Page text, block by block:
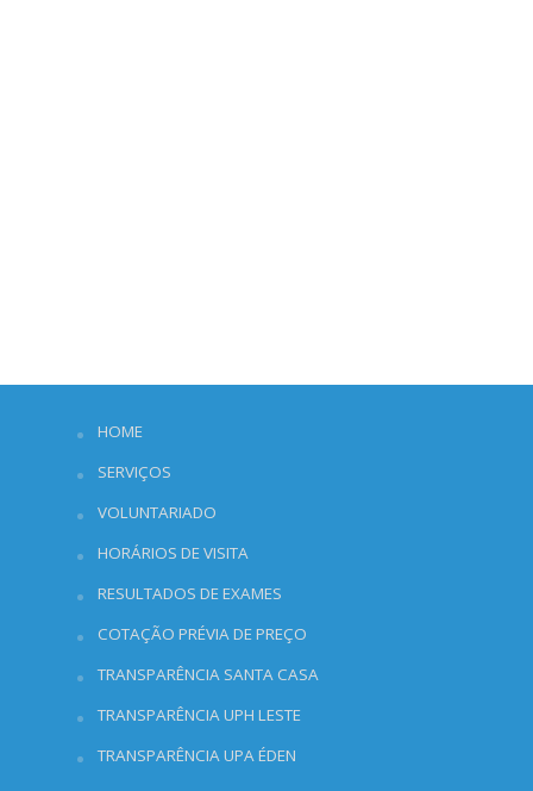
HOME
SERVIÇOS
VOLUNTARIADO
HORÁRIOS DE VISITA
RESULTADOS DE EXAMES
COTAÇÃO PRÉVIA DE PREÇO
TRANSPARÊNCIA SANTA CASA
TRANSPARÊNCIA UPH LESTE
TRANSPARÊNCIA UPA ÉDEN